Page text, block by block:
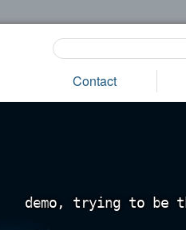
Contact
demo , t rying to be t